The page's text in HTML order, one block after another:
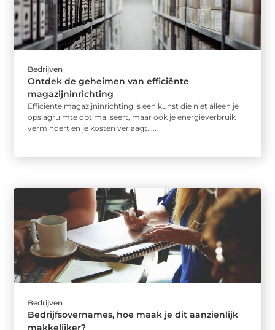
Bedrijven
Ontdek de geheimen van efficiënte
magazijninrichting
Efficiënte magazijninrichting is een kunst die niet alleen je
opslagruimte optimaliseert, maar ook je energieverbruik
vermindert en je kosten verlaagt. ...
Bedrijven
Bedrijfsovernames, hoe maak je dit aanzienlijk
makkelijker?